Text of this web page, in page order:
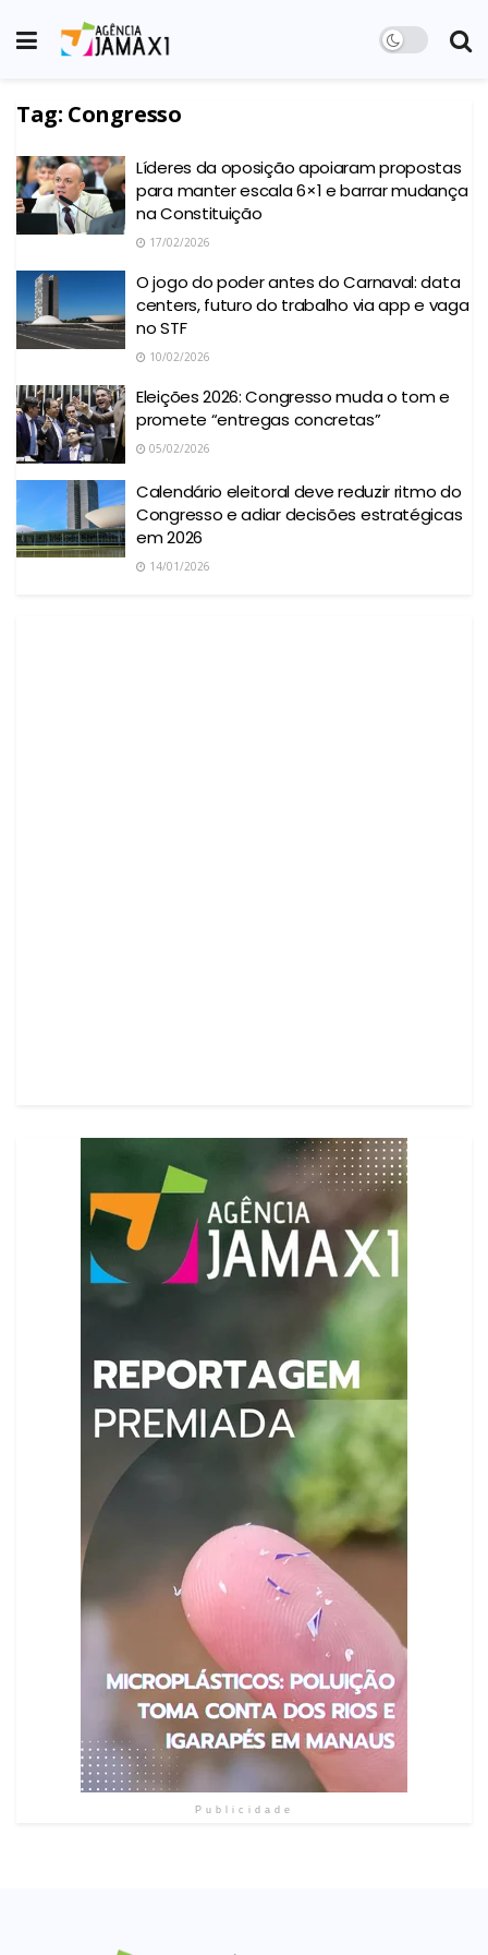
Tag: Congresso
Líderes da oposição apoiaram propostas
para manter escala 6×1 e barrar mudança
na Constituição
17/02/2026
O jogo do poder antes do Carnaval: data
centers, futuro do trabalho via app e vaga
no STF
10/02/2026
Eleições 2026: Congresso muda o tom e
promete “entregas concretas”
05/02/2026
Calendário eleitoral deve reduzir ritmo do
Congresso e adiar decisões estratégicas
em 2026
14/01/2026
Publicidade